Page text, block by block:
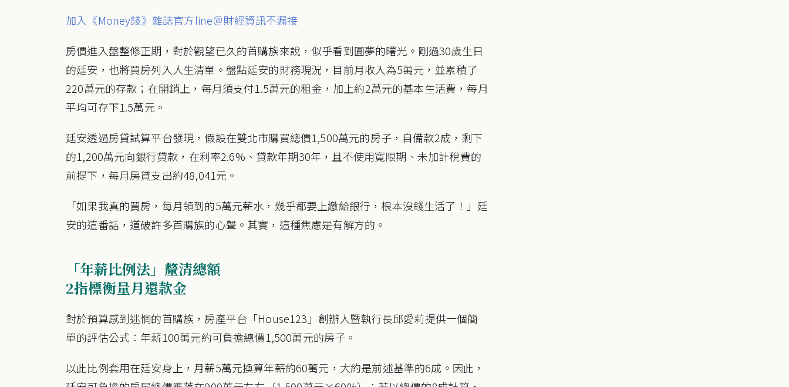
加入《Money錢》雜誌官方line＠財經資訊不漏接
房價進入盤整修正期，對於觀望已久的首購族來說，似乎看到圓夢的曙光。剛過30歲生日
的廷安，也將買房列入人生清單。盤點廷安的財務現況，目前月收入為5萬元，並累積了
220萬元的存款；在開銷上，每月須支付1.5萬元的租金，加上約2萬元的基本生活費，每月
平均可存下1.5萬元。
廷安透過房貸試算平台發現，假設在雙北市購買總價1,500萬元的房子，自備款2成，剩下
的1,200萬元向銀行貸款，在利率2.6%、貸款年期30年，且不使用寬限期、未加計稅費的
前提下，每月房貸支出約48,041元。
「如果我真的買房，每月領到的5萬元薪水，幾乎都要上繳給銀行，根本沒錢生活了！」廷
安的這番話，道破許多首購族的心聲。其實，這種焦慮是有解方的。
「年薪比例法」釐清總額
2指標衡量月還款金
對於預算感到迷惘的首購族，房產平台「House123」創辦人暨執行長邱愛莉提供一個簡
單的評估公式：年薪100萬元約可負擔總價1,500萬元的房子。
以此比例套用在廷安身上，月薪5萬元換算年薪約60萬元，大約是前述基準的6成。因此，